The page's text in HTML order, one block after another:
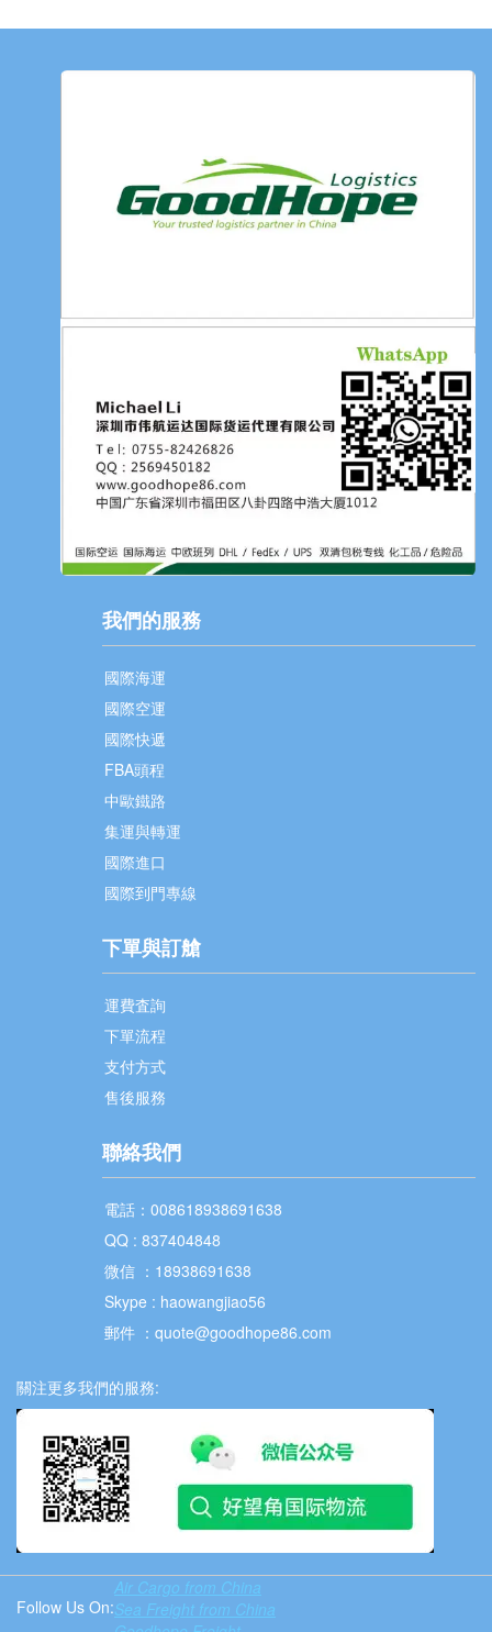
我們的服務
國際海運
國際空運
國際快遞
FBA頭程
中歐鐵路
集運與轉運
國際進口
國際到門專線
下單與訂艙
運費査詢
下單流程
支付方式
售後服務
聯絡我們
電話：008618938691638
QQ : 837404848
微信 ：18938691638
Skype : haowangjiao56
郵件 ：quote@goodhope86.com
關注更多我們的服務:
Follow Us On:
Air Cargo from China
Sea Freight from China